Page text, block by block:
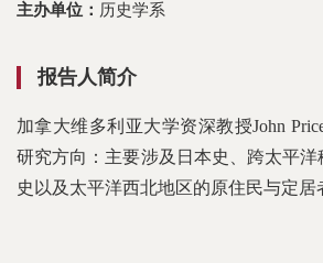
主办单位： 历史学系
报告人简介
加拿大维多利亚大学资深教授John
研究方向：主要涉及日本史、跨太平
史以及太平洋西北地区的原住民与定居